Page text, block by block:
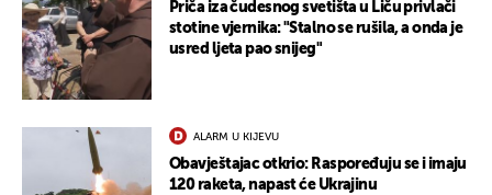
Priča iza čudesnog svetišta u Liču privlači
stotine vjernika: "Stalno se rušila, a onda je
usred ljeta pao snijeg"
ALARM U KIJEVU
Obavještajac otkrio: Raspoređuju se i imaju
120 raketa, napast će Ukrajinu